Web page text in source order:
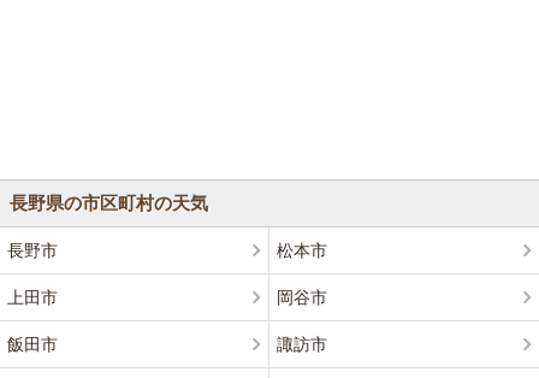
長野県の市区町村の天気
長野市 松本市
上田市 岡谷市
飯田市 諏訪市